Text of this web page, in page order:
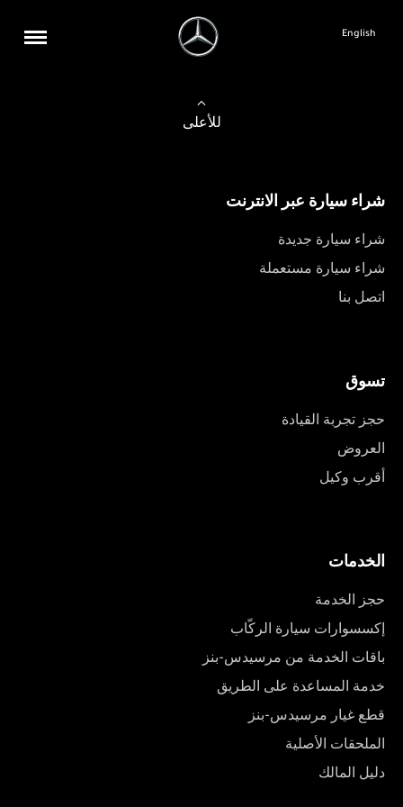
English
للأعلى
شراء سيارة عبر الانترنت
شراء سيارة جديدة
شراء سيارة مستعملة
اتصل بنا
تسوق
حجز تجربة القيادة
العروض
أقرب وكيل
الخدمات
حجز الخدمة
إكسسوارات سيارة الركّاب
باقات الخدمة من مرسيدس-بنز
خدمة المساعدة على الطريق
قطع غيار مرسيدس-بنز
الملحقات الأصلية
دليل المالك